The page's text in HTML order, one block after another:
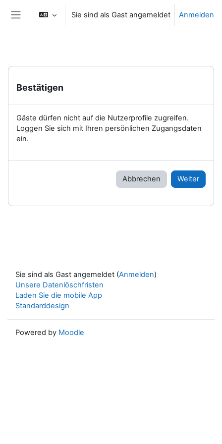
Website-Übersicht
Sie sind als Gast angemeldet Anmelden
Bestätigen
Gäste dürfen nicht auf die Nutzerprofile zugreifen.
Loggen Sie sich mit Ihren persönlichen Zugangsdaten
ein.
Abbrechen Weiter
Sie sind als Gast angemeldet (Anmelden)
Unsere Datenlöschfristen
Laden Sie die mobile App
Standarddesign
Powered by Moodle